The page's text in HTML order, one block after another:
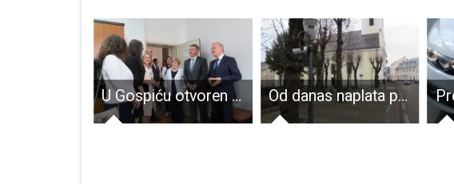
U Gospiću otvoren Probacijski ured za Ličko-senjsku i Karlovačku županiju, voditi će ga domaća snaga Iverija Filipović!!! Od danas naplata parkinga u Gospiću